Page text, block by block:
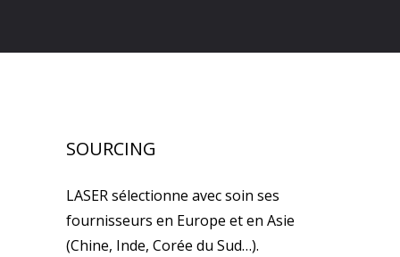
SOURCING
LASER sélectionne avec soin ses
fournisseurs en Europe et en Asie
(Chine, Inde, Corée du Sud…).